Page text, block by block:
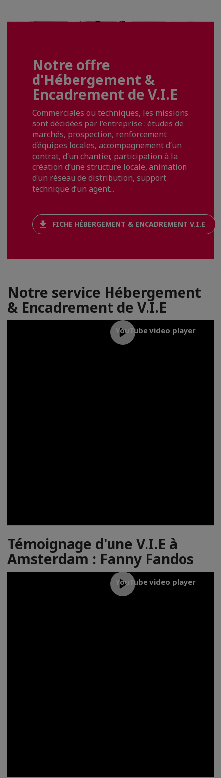
Notre offre
d'Hébergement &
Encadrement de V.I.E
Commerciales ou techniques, les missions
sont décidées par l’entreprise : études de
marchés, prospection, renforcement
d’équipes locales, accompagnement d’un
contrat, d’un chantier, participation à la
création d’une structure locale, animation
d’un réseau de distribution, support
technique d’un agent...
FICHE HÉBERGEMENT & ENCADREMENT V.I.E
Notre service Hébergement
& Encadrement de V.I.E
Témoignage d'une V.I.E à
Amsterdam : Fanny Fandos